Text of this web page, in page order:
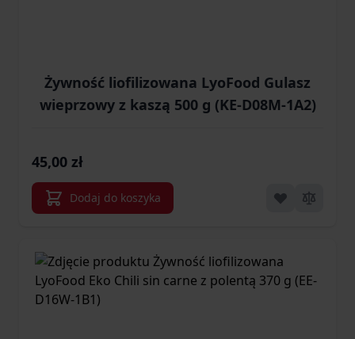
Żywność liofilizowana LyoFood Gulasz
wieprzowy z kaszą 500 g (KE-D08M-1A2)
45,00 zł
Dodaj do koszyka